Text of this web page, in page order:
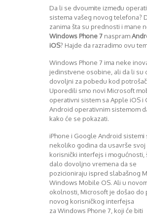
Da li se dvoumite između
sistema vašeg novog telefona?
zanima šta su prednosti i mane
Windows Phone 7 naspram
iOS? Hajde da razradimo ovu
Windows Phone 7 ima neke
jedinstvene osobine, ali da li su
dovoljni za pobedu kod
Uporedili smo novi Microsoft
operativni sistem sa Apple iOS i
Android operativnim sistemom
kako će se pokazati.
iPhone i Google Android sistemi
nekoliko godina da usavrše svoj
korisnički interfejs i mogućnosti,
dalo dovoljno vremena da se
pozicioniraju ispred slabašnog
Windows Mobile OS. Ali u
okolnosti, Microsoft je došao do
novog korisničkog interfejsa
za Windows Phone 7, koji će biti